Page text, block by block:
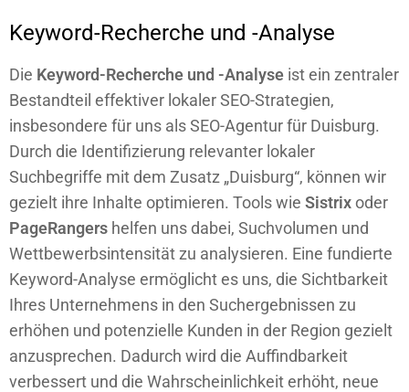
Keyword-Recherche und -Analyse
Die Keyword-Recherche und -Analyse ist ein zentraler
Bestandteil effektiver lokaler SEO-Strategien,
insbesondere für uns als SEO-Agentur für Duisburg.
Durch die Identifizierung relevanter lokaler
Suchbegriffe mit dem Zusatz „Duisburg“, können wir
gezielt ihre Inhalte optimieren. Tools wie Sistrixoder
PageRangers helfen uns dabei, Suchvolumen und
Wettbewerbsintensität zu analysieren. Eine fundierte
Keyword-Analyse ermöglicht es uns, die Sichtbarkeit
Ihres Unternehmens in den Suchergebnissen zu
erhöhen und potenzielle Kunden in der Region gezielt
anzusprechen. Dadurch wird die Auffindbarkeit
verbessert und die Wahrscheinlichkeit erhöht, neue